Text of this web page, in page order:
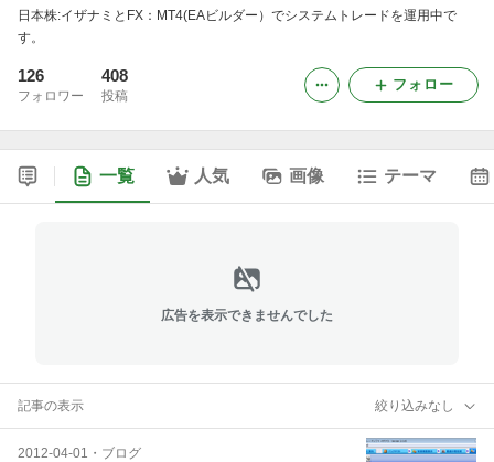
日本株:イザナミとFX：MT4(EAビルダー）でシステムトレードを運用中で
す。
126
フォロワー
408
投稿
フォロー
一覧 人気 画像 テーマ
広告を表示できませんでした
記事の表示 絞り込みなし
2012-04-01 ・ ブログ